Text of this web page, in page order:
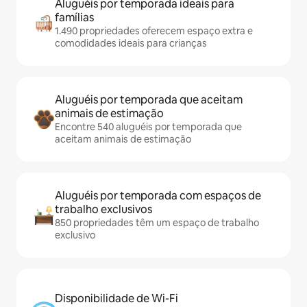
Aluguéis por temporada ideais para
famílias
1.490 propriedades oferecem espaço extra e
comodidades ideais para crianças
Aluguéis por temporada que aceitam
animais de estimação
Encontre 540 aluguéis por temporada que
aceitam animais de estimação
Aluguéis por temporada com espaços de
trabalho exclusivos
850 propriedades têm um espaço de trabalho
exclusivo
Disponibilidade de Wi-Fi